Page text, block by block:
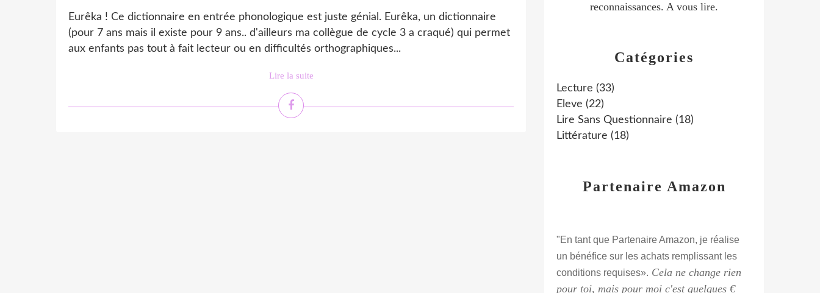
Eurêka ! Ce dictionnaire en entrée phonologique est juste génial. Eurêka, un dictionnaire
(pour 7 ans mais il existe pour 9 ans.. d'ailleurs ma collègue de cycle 3 a craqué) qui permet
aux enfants pas tout à fait lecteur ou en difficultés orthographiques...
Lire la suite
Catégories
Lecture (33)
Eleve (22)
Lire Sans Questionnaire (18)
Littérature (18)
reconnaissances. A vous lire.
Partenaire Amazon
"En tant que Partenaire Amazon, je réalise
un bénéfice sur les achats remplissant les
conditions requises». Cela ne change rien
pour toi, mais pour moi c'est quelques €